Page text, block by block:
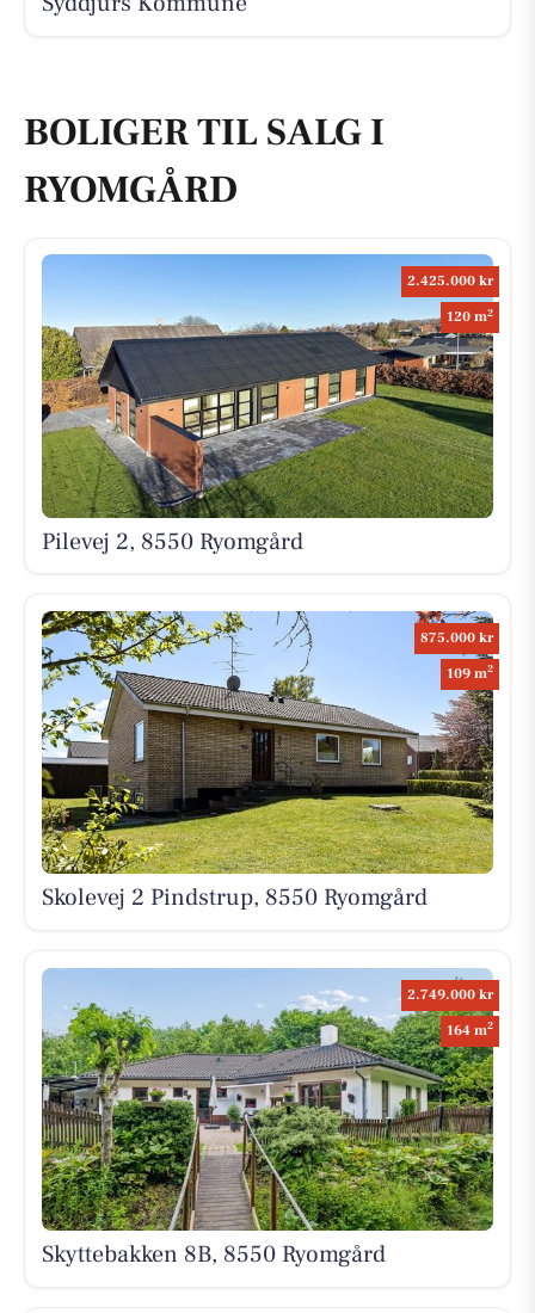
BOLIGER TIL SALG I
RYOMGÅRD
2.425.000 kr
120 m2
Pilevej 2, 8550 Ryomgård
875.000 kr
109 m2
Skolevej 2 Pindstrup, 8550 Ryomgård
2.749.000 kr
164 m2
Skyttebakken 8B, 8550 Ryomgård